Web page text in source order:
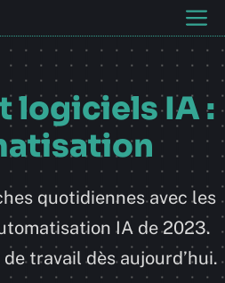
logiciels IA :
quotidiennes avec les
IA de 2023.
travail dès aujourd’hui.